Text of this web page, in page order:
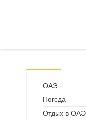
ОАЭ
Погода
Отдых в ОАЭ